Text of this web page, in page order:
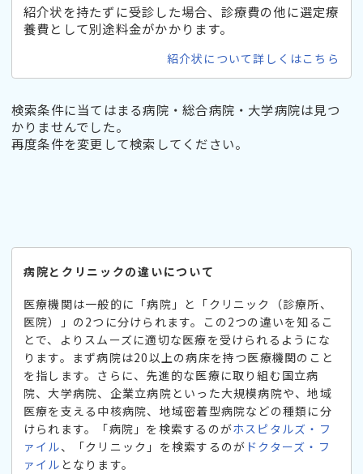
紹介状を持たずに受診した場合、診療費の他に選定療
養費として別途料金がかかります。
紹介状について詳しくはこちら
検索条件に当てはまる病院・総合病院・大学病院は見つ
かりませんでした。
再度条件を変更して検索してください。
病院とクリニックの違いについて
医療機関は一般的に「病院」と「クリニック（診療所、
医院）」の2つに分けられます。この2つの違いを知るこ
とで、よりスムーズに適切な医療を受けられるようにな
ります。まず病院は20以上の病床を持つ医療機関のこと
を指します。さらに、先進的な医療に取り組む国立病
院、大学病院、企業立病院といった大規模病院や、地域
医療を支える中核病院、地域密着型病院などの種類に分
けられます。「病院」を検索するのがホスピタルズ・フ
ァイル、「クリニック」を検索するのが ドクターズ・フ
ァイル となります。